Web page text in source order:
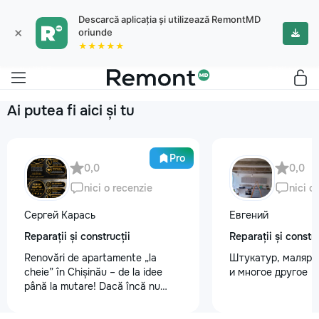
×
Descarcă aplicația și utilizează RemontMD
oriunde
★★★★★
Ai putea fi aici și tu
Pro
0,0
nici o recenzie
Сергей Карась
Reparații și construcții
Renovări de apartamente „la
cheie” în Chișinău – de la idee
până la mutare! Dacă încă nu
0,0
nici o
Евгений
Reparații și
Штукатур, маляр ,
и многое другое